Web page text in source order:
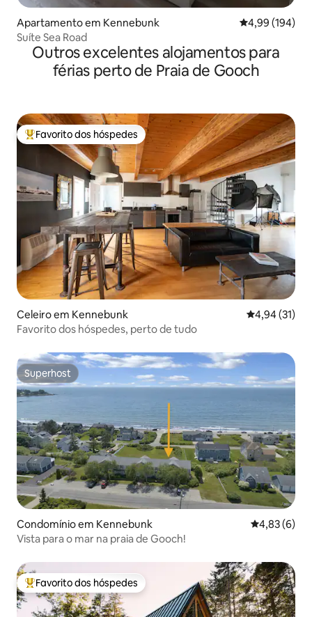
Apartamento em Kennebunk Classificação
4,99 (194)
Suíte Sea Road
Outros excelentes alojamentos para
férias perto de Praia de Gooch
Favoritos dos hóspedes mais apreciados
Favorito dos hóspedes
Celeiro em Kennebunk Classificação
4,94 (31)
Favorito dos hóspedes, perto de tudo
Superhost
Superhost
Condomínio em Kennebunk
4,83 (6)
Vista para o mar na praia de Gooch!
Favoritos dos hóspedes mais apreciados
Favorito dos hóspedes